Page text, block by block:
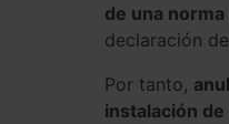
de una
declaración
Por tanto,
instalación